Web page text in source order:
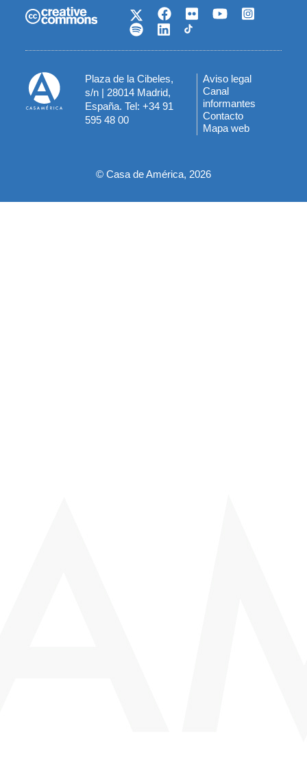
Plaza de la Cibeles,
s/n | 28014 Madrid,
España. Tel: +34 91
595 48 00
Menú
del
pie
Aviso legal
Canal
informantes
Contacto
Mapa web
© Casa de América, 2026